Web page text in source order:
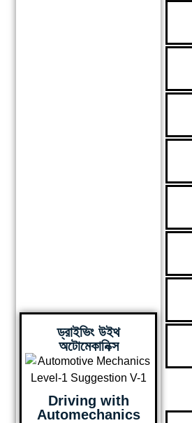
ড্রাইভিং উইথ
অটোমেকানিক্স
Driving with
Automechanics